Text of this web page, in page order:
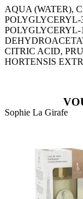
AQUA (WATER),
CITRIC ACID,
HORTENSIS
Sophie La Girafe